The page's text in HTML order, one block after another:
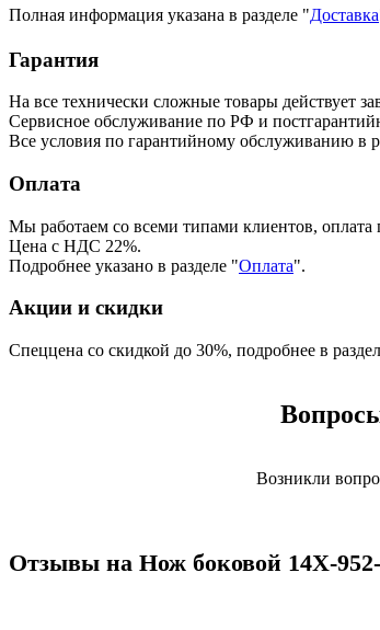
Полная информация указана в разделе "Доставка
Гарантия
На все технически сложные товары действует
Сервисное обслуживание по РФ и
Все условия по гарантийному обслуживанию в
Оплата
Мы работаем со всеми типами клиентов,
Цена с НДС 22%.
Подробнее указано в разделе "Оплата".
Акции и скидки
Спеццена со скидкой до 30%, подробнее в
Возникли
Отзывы на Нож боковой 14X-